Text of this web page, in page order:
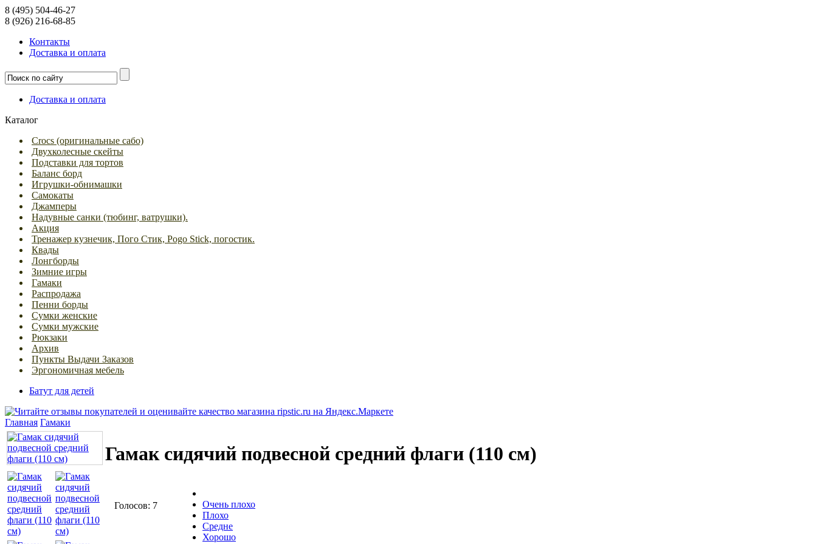
8 (495) 504-46-27
8 (926) 216-68-85
Контакты
Доcтавка и оплата
Доcтавка и оплата
Каталог
Crocs (оригинальные сабо)
Двухколесные скейты
Подставки для тортов
Баланс борд
Игрушки-обнимашки
Самокаты
Джамперы
Надувные санки (тюбинг, ватрушки).
Акция
Тренажер кузнечик, Пого Стик, Pogo Stick, погостик.
Квады
Лонгборды
Зимние игры
Гамаки
Распродажа
Пенни борды
Сумки женские
Сумки мужские
Рюкзаки
Архив
Пункты Выдачи Заказов
Эргономичная мебель
Батут для детей
Главная Гамаки
Гамак сидячий подвесной средний флаги (110 см)
Голосов: 7
Очень плохо
Плохо
Средне
Хорошо